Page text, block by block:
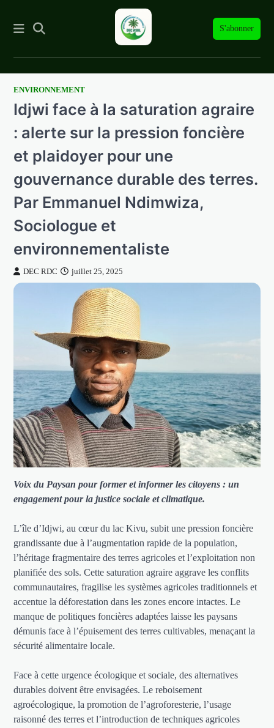
S'abonner
Skip
content
ENVIRONNEMENT
Idjwi face à la saturation agraire
: alerte sur la pression foncière
et plaidoyer pour une
gouvernance durable des terres.
Par Emmanuel Ndimwiza,
Sociologue et
environnementaliste
DEC RDC juillet 25, 2025
Voix du Paysan pour former et informer les citoyens : un
engagement pour la justice sociale et climatique.
L’île d’Idjwi, au cœur du lac Kivu, subit une pression foncière
grandissante due à l’augmentation rapide de la population,
l’héritage fragmentaire des terres agricoles et l’exploitation non
planifiée des sols. Cette saturation agraire aggrave les conflits
communautaires, fragilise les systèmes agricoles traditionnels et
accentue la déforestation dans les zones encore intactes. Le
manque de politiques foncières adaptées laisse les paysans
démunis face à l’épuisement des terres cultivables, menaçant la
sécurité alimentaire locale.
Face à cette urgence écologique et sociale, des alternatives
durables doivent être envisagées. Le reboisement
agroécologique, la promotion de l’agroforesterie, l’usage
raisonné des terres et l’introduction de techniques agricoles